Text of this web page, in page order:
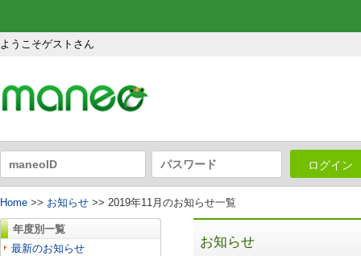
ようこそゲストさん
ログイン
Home >> お知らせ >> 2019年11月のお知らせ一覧
年度別一覧
最新のお知らせ
お知らせ